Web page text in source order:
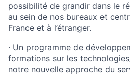
possibilité de grandir dans le
au sein de nos bureaux et
France et à l’étranger.
· Un programme de
formations sur les
notre nouvelle approche du